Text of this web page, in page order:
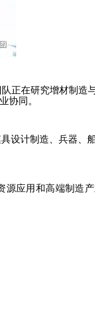
正在研究增材制造
协同。
设计制造、兵器、
应用和高端制造